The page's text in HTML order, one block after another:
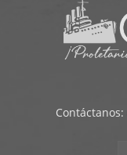
Contáctanos: